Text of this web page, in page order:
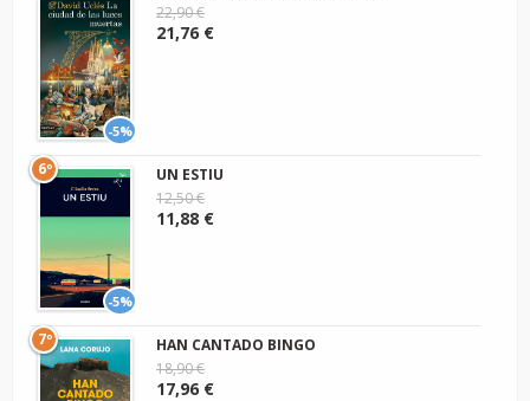
-5%
22,90 €
21,76 €
-5%
6º
UN ESTIU
12,50 €
11,88 €
7º
HAN CANTADO BINGO
18,90 €
17,96 €